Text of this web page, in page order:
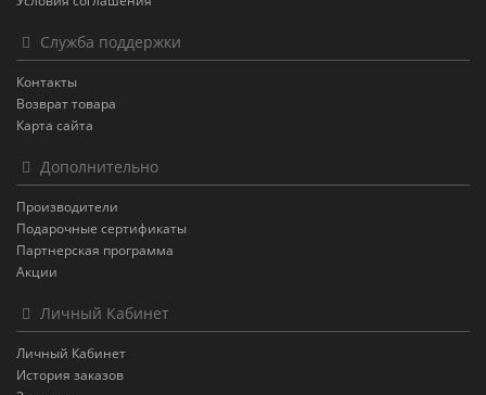
Служба поддержки
Контакты
Возврат товара
Карта сайта
Дополнительно
Производители
Подарочные сертификаты
Партнерская программа
Акции
Личный Кабинет
Личный Кабинет
История заказов